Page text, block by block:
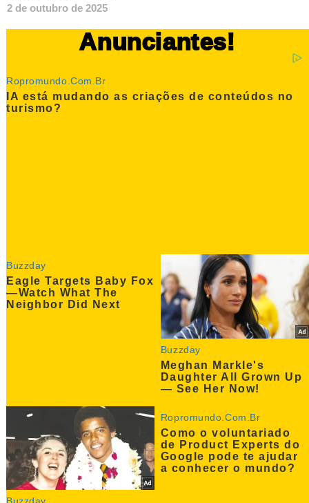
2 de outubro de 2025
Anunciantes!